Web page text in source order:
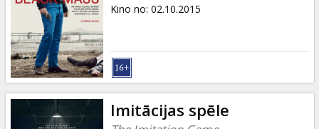
Kino no: 02.10.2015
Imitācijas spēle